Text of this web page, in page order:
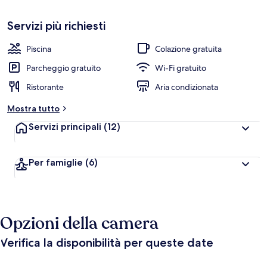
Sulla spiaggia, sabbia bianca, lettini
Servizi più richiesti
Piscina
Colazione gratuita
Parcheggio gratuito
Wi-Fi gratuito
Ristorante
Aria condizionata
Mostra tutto
Servizi principali (12)
Per famiglie (6)
Opzioni della camera
Verifica la disponibilità per queste date